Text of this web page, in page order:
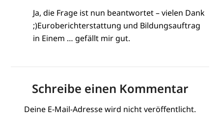
Ja, die Frage ist nun beantwortet – vielen Dank
;)Euroberichterstattung und Bildungsauftrag
in Einem … gefällt mir gut.
Schreibe einen Kommentar
Deine E-Mail-Adresse wird nicht veröffentlicht.